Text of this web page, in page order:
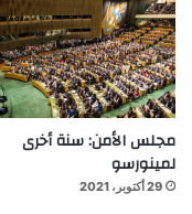
مجلس الأمن: سنة أخرى
لمينورسو
29 أكتوبر، 2021